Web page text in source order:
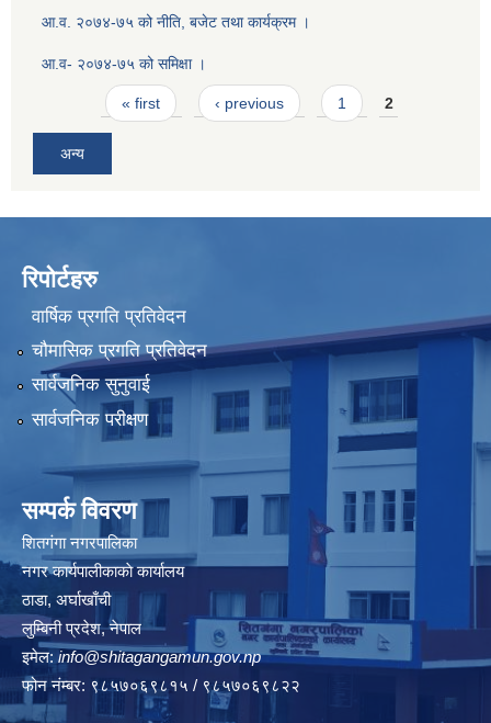
आ.व. २०७४-७५ को नीति, बजेट तथा कार्यक्रम ।
आ.व- २०७४-७५ को समिक्षा ।
Pages« first ‹ previous 1 2
अन्य
रिपोर्टहरु
वार्षिक प्रगति प्रतिवेदन
चौमासिक प्रगति प्रतिवेदन
सार्वजनिक सुनुवाई
सार्वजनिक परीक्षण
सम्पर्क विवरण
शितगंगा नगरपालिका
नगर कार्यपालीकाकाे कार्यालय
ठाडा, अर्घाखाँची
लुम्बिनी प्रदेश, नेपाल
इमेल: info@shitagangamun.gov.np
फोन नंम्बर: ९८५७०६९८१५ / ९८५७०६९८२२